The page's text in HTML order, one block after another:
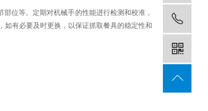
位等。定期对机械手的性能进行检测和校准，
有必要及时更换，以保证抓取餐具的稳定性和